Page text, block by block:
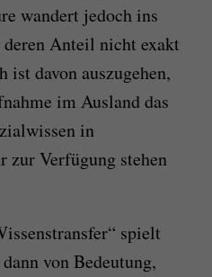
wandert jedoch ins
Anteil nicht exakt
ist davon auszugehen,
im Ausland das
in
zur Verfügung stehen
spielt
von Bedeutung,